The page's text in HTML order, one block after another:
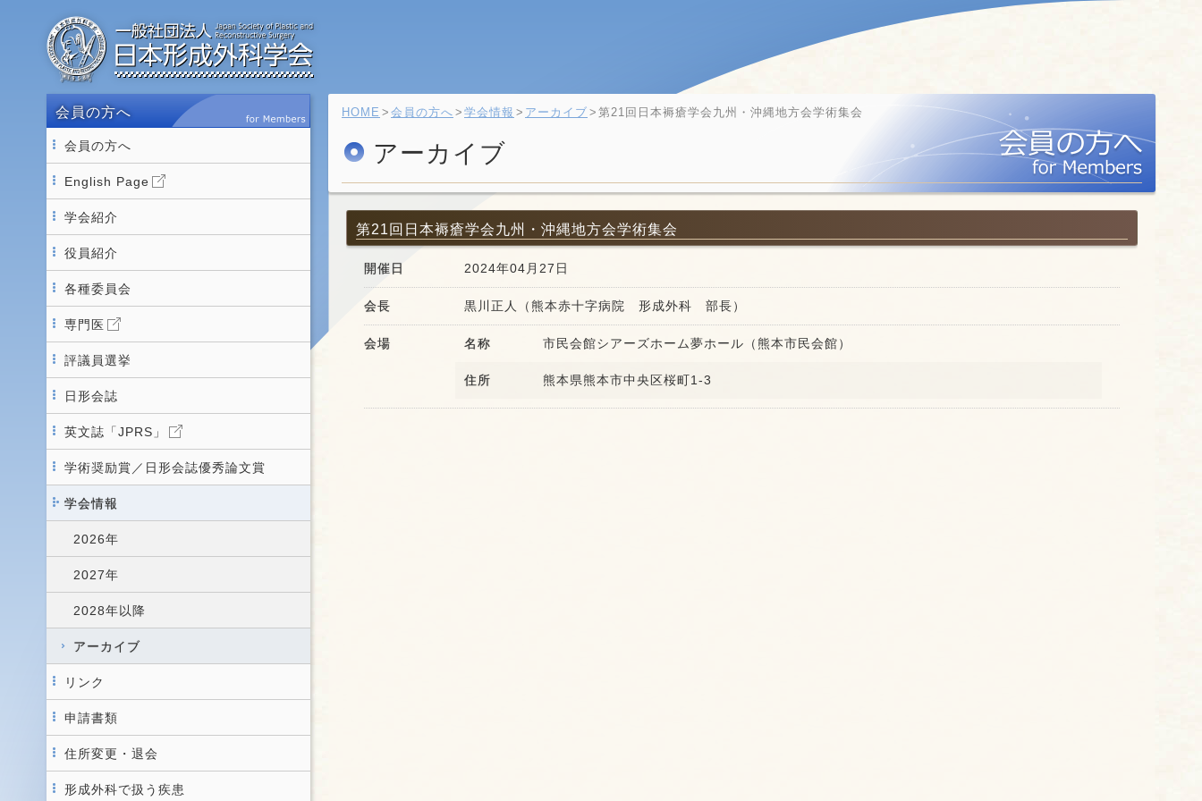
会員の方へ
会員の方へ
English Page
学会紹介
役員紹介
各種委員会
専門医
評議員選挙
日形会誌
英文誌「JPRS」
学術奨励賞／日形会誌優秀論文賞
学会情報
2026年
2027年
2028年以降
アーカイブ
リンク
申請書類
住所変更・退会
形成外科で扱う疾患
HOME 会員の方へ 学会情報 アーカイブ 第21回日本褥瘡学会九州・沖縄地方会学術集会
アーカイブ
第21回日本褥瘡学会九州・沖縄地方会学術集会
開催日 2024年04月27日
会長 黒川正人（熊本赤十字病院 形成外科 部長）
会場 名称 市民会館シアーズホーム夢ホール（熊本市民会館）
住所 熊本県熊本市中央区桜町1-3